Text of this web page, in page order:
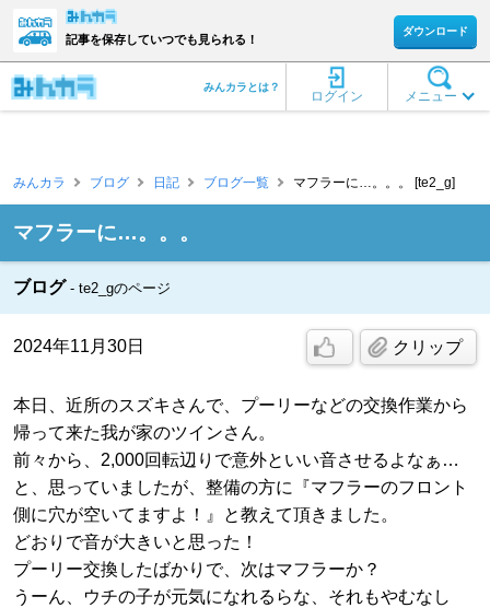
記事を保存していつでも見られる！
ダウンロード
メニュー
ログイン
みんカラとは？
みんカラ ブログ 日記 ブログ一覧 マフラーに…。。。 [te2_g]
マフラーに…。。。
ブログ te2_gのページ
2024年11月30日 クリップ
本日、近所のスズキさんで、プーリーなどの交換作業から
帰って来た我が家のツインさん。
前々から、2,000回転辺りで意外といい音させるよなぁ…
と、思っていましたが、整備の方に『マフラーのフロント
側に穴が空いてますよ！』と教えて頂きました。
どおりで音が大きいと思った！
プーリー交換したばかりで、次はマフラーか？
うーん、ウチの子が元気になれるらな、それもやむなし